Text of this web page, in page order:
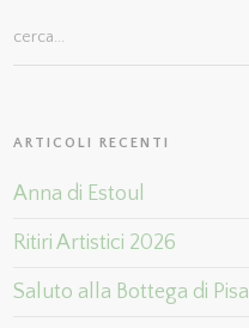
cerca...
ARTICOLI RECENTI
Anna di Estoul
Ritiri Artistici 2026
Saluto alla Bottega di Pisa